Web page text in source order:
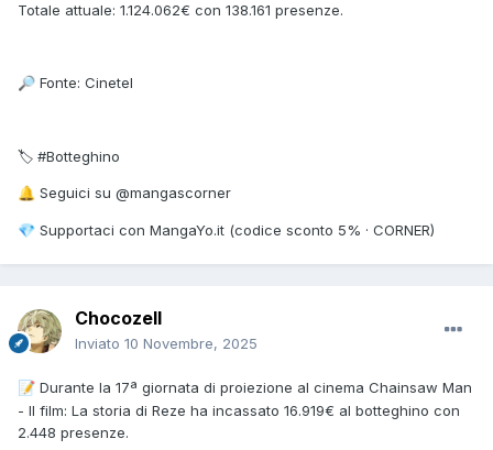
Totale attuale: 1.124.062€ con 138.161 presenze.
🔎 Fonte: Cinetel
🏷 #Botteghino
🔔 Seguici su @mangascorner
💎 Supportaci con MangaYo.it (codice sconto 5% · CORNER)
Chocozell
Inviato 10 Novembre, 2025
📝 Durante la 17ª giornata di proiezione al cinema Chainsaw Man
- Il film: La storia di Reze ha incassato 16.919€ al botteghino con
2.448 presenze.